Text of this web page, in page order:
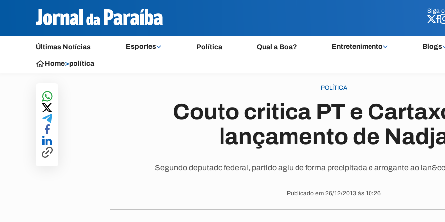
Siga o
Últimas Notícias Esportes Política Qual a Boa? Entretenimento Blogs
Siga o
Home>política
POLÍTICA
Couto critica PT e
lançamento de
Segundo deputado federal, partido agiu de forma precipitada e arrogante ao
Publicado em 26/12/2013 às 10:26